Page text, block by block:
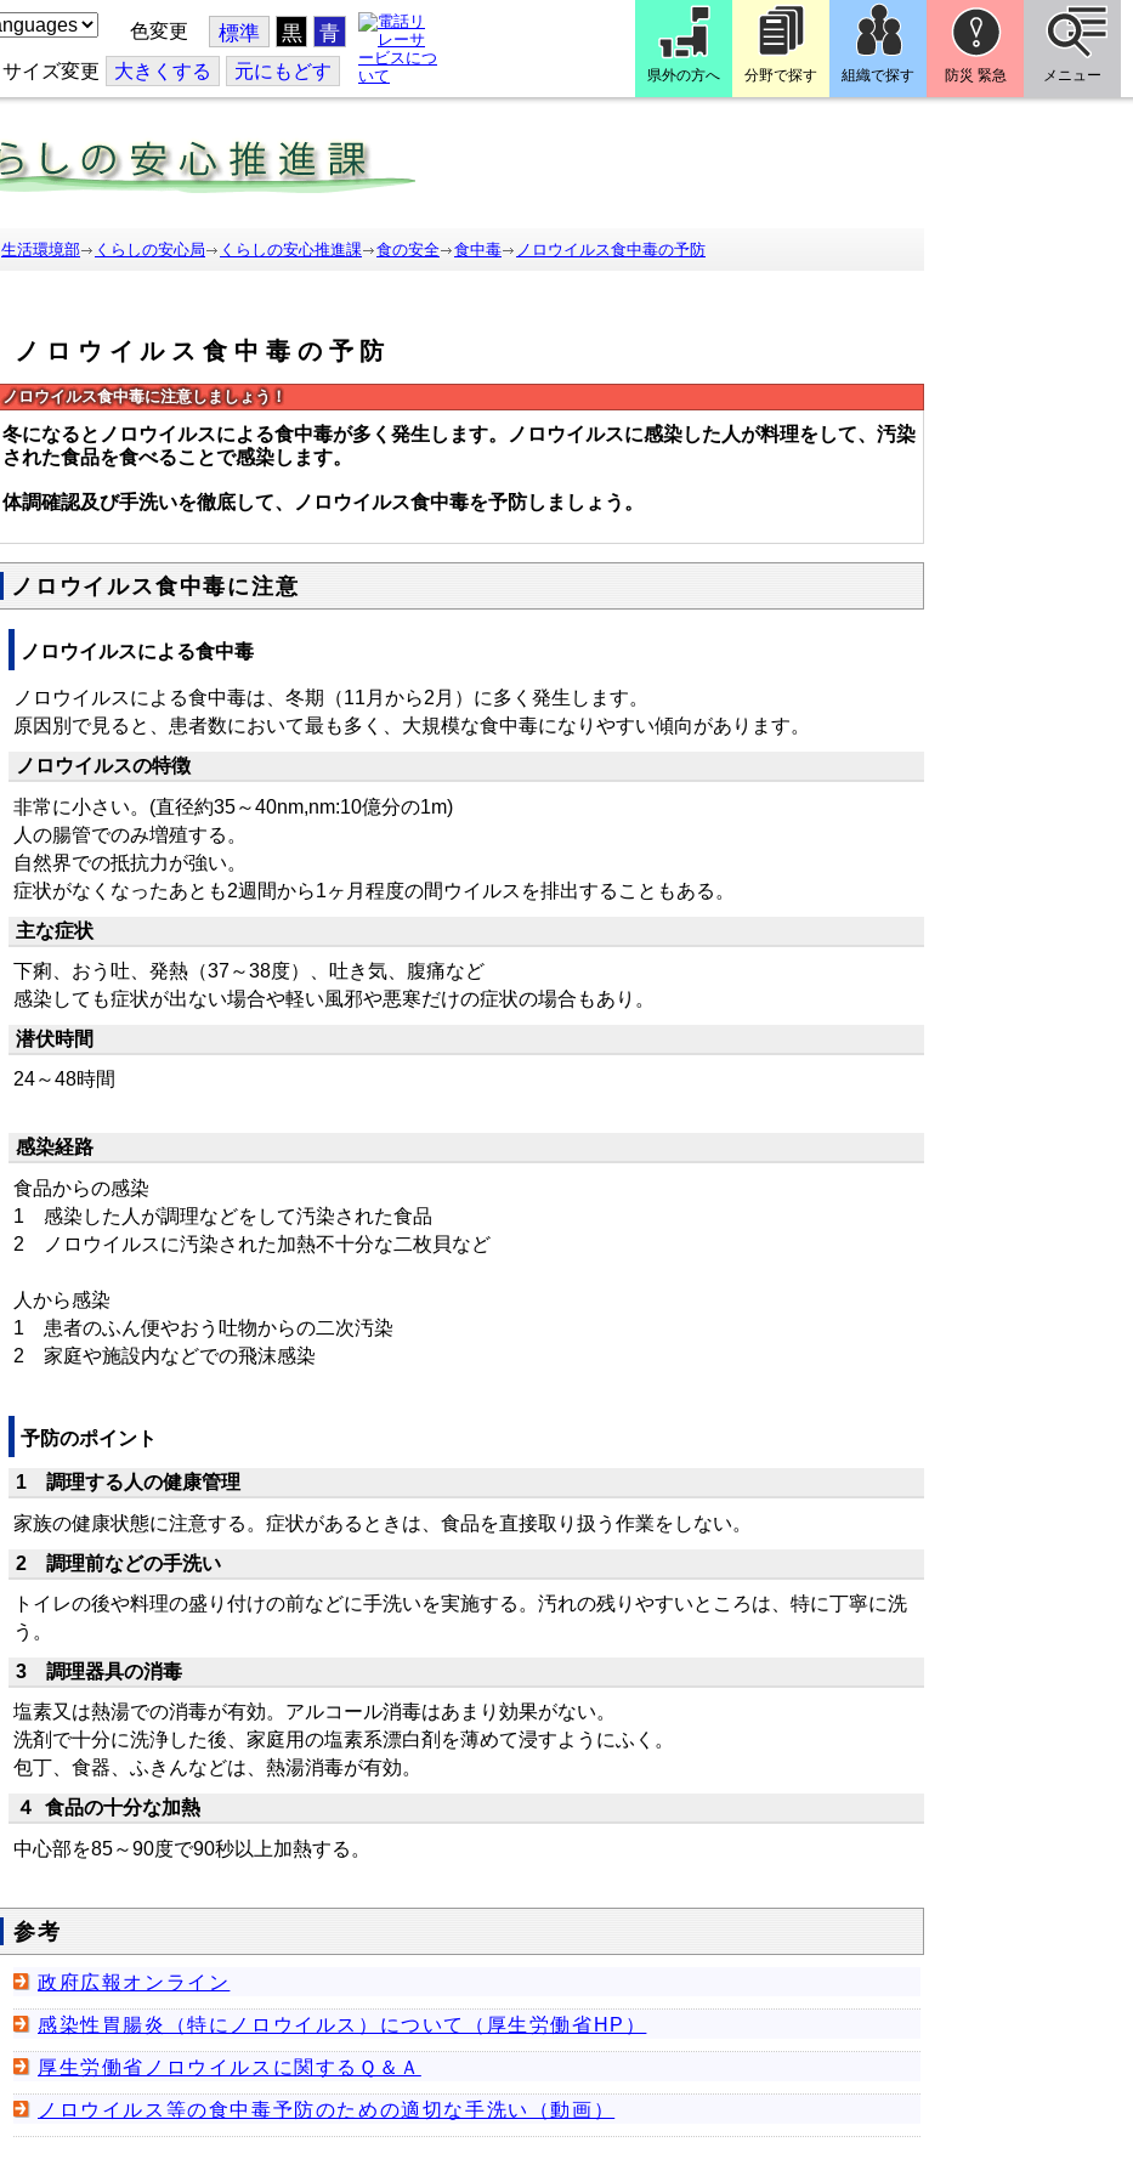
色変更 標準 黒 青
サイズ変更 大きくする 元にもどす 県外の方へ 分野で探す 組織で探す 防災 緊急 メニュー
生活環境部 くらしの安心局 くらしの安心推進課 食の安全 食中毒 ノロウイルス食中毒の予防
ノロウイルス食中毒の予防
ノロウイルス食中毒に注意しましょう！
冬になるとノロウイルスによる食中毒が多く発生します。ノロウイルスに感染した人が料理をして、汚染
された食品を食べることで感染します。
体調確認及び手洗いを徹底して、ノロウイルス食中毒を予防しましょう。
ノロウイルス食中毒に注意
ノロウイルスによる食中毒
ノロウイルスによる食中毒は、冬期（11月から2月）に多く発生します。
原因別で見ると、患者数において最も多く、大規模な食中毒になりやすい傾向があります。
ノロウイルスの特徴
非常に小さい。(直径約35～40nm,nm:10億分の1m)
人の腸管でのみ増殖する。
自然界での抵抗力が強い。
症状がなくなったあとも2週間から1ヶ月程度の間ウイルスを排出することもある。
主な症状
下痢、おう吐、発熱（37～38度）、吐き気、腹痛など
感染しても症状が出ない場合や軽い風邪や悪寒だけの症状の場合もあり。
潜伏時間
24～48時間
感染経路
食品からの感染
1 感染した人が調理などをして汚染された食品
2 ノロウイルスに汚染された加熱不十分な二枚貝など
人から感染
1 患者のふん便やおう吐物からの二次汚染
2 家庭や施設内などでの飛沫感染
予防のポイント
1 調理する人の健康管理
家族の健康状態に注意する。症状があるときは、食品を直接取り扱う作業をしない。
2 調理前などの手洗い
トイレの後や料理の盛り付けの前などに手洗いを実施する。汚れの残りやすいところは、特に丁寧に洗
う。
3 調理器具の消毒
塩素又は熱湯での消毒が有効。アルコール消毒はあまり効果がない。
洗剤で十分に洗浄した後、家庭用の塩素系漂白剤を薄めて浸すようにふく。
包丁、食器、ふきんなどは、熱湯消毒が有効。
４ 食品の十分な加熱
中心部を85～90度で90秒以上加熱する。
参考
政府広報オンライン
感染性胃腸炎（特にノロウイルス）について（厚生労働省HP）
厚生労働省ノロウイルスに関するＱ＆Ａ
ノロウイルス等の食中毒予防のための適切な手洗い（動画）